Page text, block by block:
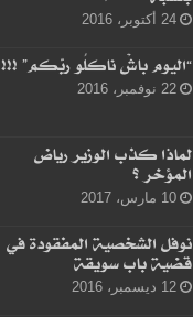
24 أكتوبر، 2016
“اليوم باشْ ناكلُو ربّكم” !!!
22 نوفمبر، 2016
لماذا كذب الوزير رياض
المؤخر ؟
10 مارس، 2017
نوفل الشخصية المفقودة في
قضية باب سويقة
12 ديسمبر، 2016